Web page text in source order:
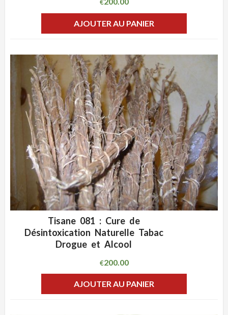
€
AJOUTER AU PANIER
ADD WISHLIST
Tisane 081 : Cure de
Désintoxication Naturelle Tabac
Drogue et Alcool
€200.00
AJOUTER AU PANIER